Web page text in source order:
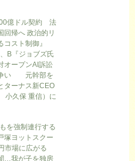
億ドル契約 法
回帰へ 政治的リ
スト制御』
B『ジョブズ氏
オープンAI訴訟
争い 元幹部を
ターナス新CEO
小久保 重信）に
を強制連行する
塚ヨットスクー
市場に広がる
…我が子を独房